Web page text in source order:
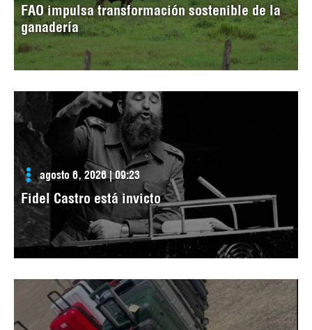
FAO impulsa transformación sostenible de la
ganadería
agosto 6, 2026 | 09:23
Fidel Castro está invicto